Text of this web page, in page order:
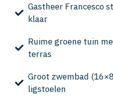
Gastheer Francesco
klaar
Ruime groene tuin
terras
Groot zwembad
ligstoelen